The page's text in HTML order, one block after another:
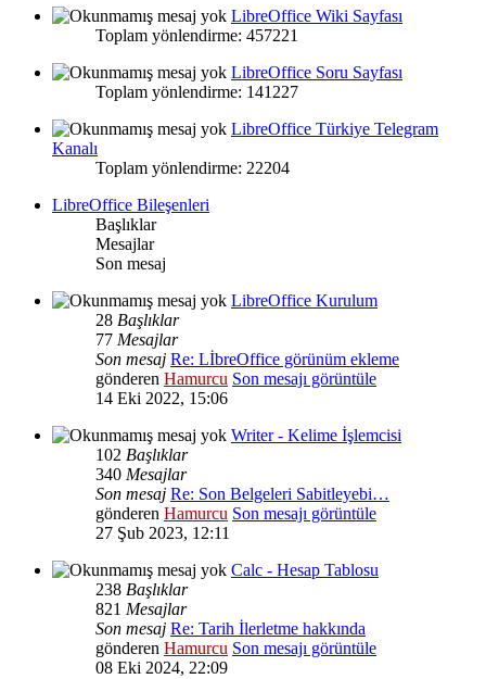
LibreOffice Wiki Sayfası
Toplam yönlendirme: 457221
LibreOffice Soru Sayfası
Toplam yönlendirme: 141227
LibreOffice Türkiye Telegram
Kanalı
Toplam yönlendirme: 22204
LibreOffice Bileşenleri
Başlıklar
Mesajlar
Son mesaj
LibreOffice Kurulum
28 Başlıklar
77 Mesajlar
Son mesaj Re: LİbreOffice görünüm ekleme
gönderen Hamurcu Son mesajı görüntüle
14 Eki 2022, 15:06
Writer - Kelime İşlemcisi
102 Başlıklar
340 Mesajlar
Son mesaj Re: Son Belgeleri Sabitleyebi…
gönderen Hamurcu Son mesajı görüntüle
27 Şub 2023, 12:11
Calc - Hesap Tablosu
238 Başlıklar
821 Mesajlar
Son mesaj Re: Tarih İlerletme hakkında
gönderen Hamurcu Son mesajı görüntüle
08 Eki 2024, 22:09